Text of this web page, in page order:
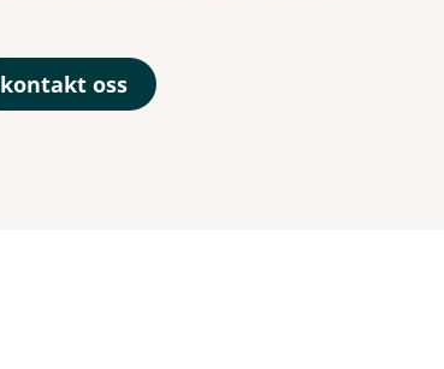
kontakt oss